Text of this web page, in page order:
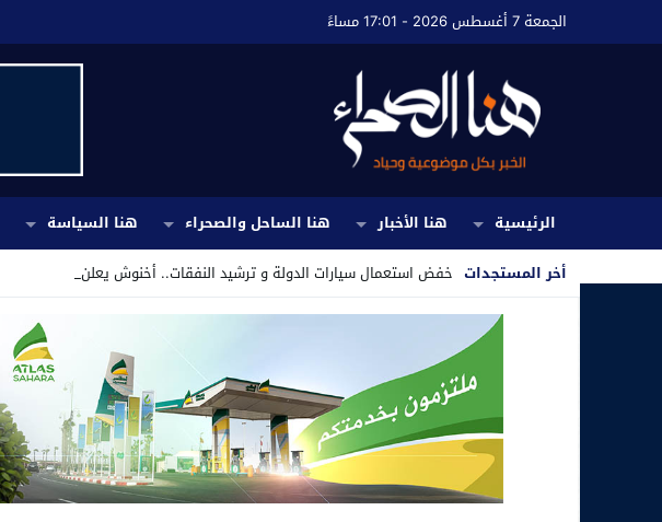
الجمعة 7 أغسطس 2026 - 17:01 مساءً
الرئيسية هنا الأخبار هنا الساحل والصحراء هنا السياسة
أخر المستجدات خفض استعمال سيارات الدولة و ترشيد النفقات.. أخنوش يعلن إجراءا _
Stop
Previous
Next